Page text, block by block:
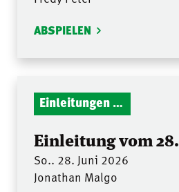
ABSPIELEN
Einleitungen Gottesdienst
Einleitung vom
So.. 28. Juni 2026
Jonathan Malgo